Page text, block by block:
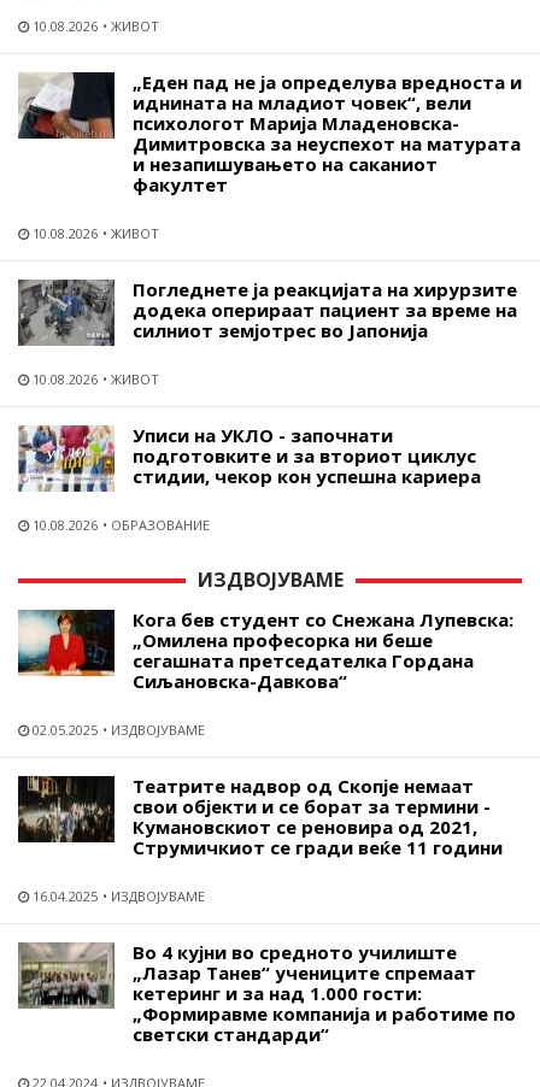
10.08.2026 ЖИВОТ
„Еден пад не ја определува вредноста и
иднината на младиот човек“, вели
психологот Марија Младеновска-
Димитровска за неуспехот на матурата
и незапишувањето на саканиот
факултет
10.08.2026 ЖИВОТ
Погледнете ја реакцијата на хирурзите
додека оперираат пациент за време на
силниот земјотрес во Јапонија
10.08.2026 ЖИВОТ
Уписи на УКЛО - започнати
подготовките и за вториот циклус
стидии, чекор кон успешна кариера
10.08.2026 ОБРАЗОВАНИЕ
ИЗДВОЈУВАМЕ
Кога бев студент со Снежана Лупевска:
„Омилена професорка ни беше
сегашната претседателка Гордана
Сиљановска-Давкова“
02.05.2025 ИЗДВОЈУВАМЕ
Театрите надвор од Скопје немаат
свои објекти и се борат за термини -
Кумановскиот се реновира од 2021,
Струмичкиот се гради веќе 11 години
16.04.2025 ИЗДВОЈУВАМЕ
Во 4 кујни во средното училиште
„Лазар Танев“ учениците спремаат
кетеринг и за над 1.000 гости:
„Формиравме компанија и работиме по
светски стандарди“
22.04.2024 ИЗДВОЈУВАМЕ